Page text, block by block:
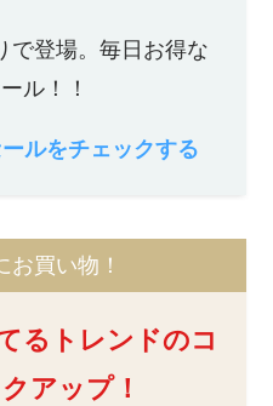
で登場。毎日お得な
ル！！
ルをチェックする
お買い物！
るトレンドのコ
アップ！